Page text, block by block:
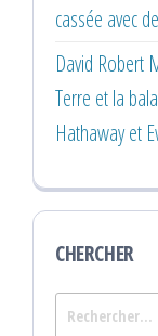
cassée avec
David Robert
Terre et la
Hathaway et
CHERCHER
Rechercher :